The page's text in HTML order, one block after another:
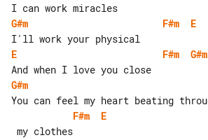
G#m
F#m
E
E
F#m
G#m
G#m
F#m
E